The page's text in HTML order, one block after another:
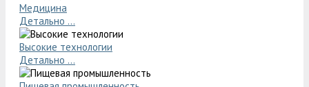
Медицина
Детально ...
Высокие технологии
Детально ...